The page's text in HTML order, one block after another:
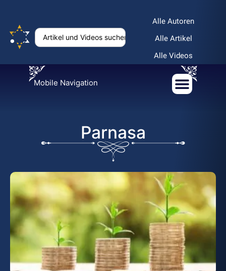
Alle Autoren
Alle Artikel
Alle Videos
Mobile Navigation
Parnasa